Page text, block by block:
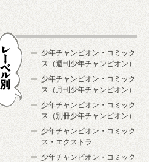
少年チャンピオン・コミック
ス（週刊少年チャンピオン）
少年チャンピオン・コミック
ス（月刊少年チャンピオン）
少年チャンピオン・コミック
ス（別冊少年チャンピオン）
少年チャンピオン・コミック
ス・エクストラ
少年チャンピオン・コミック